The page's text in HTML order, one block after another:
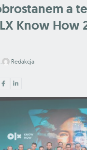
a
Know How
Redakcja